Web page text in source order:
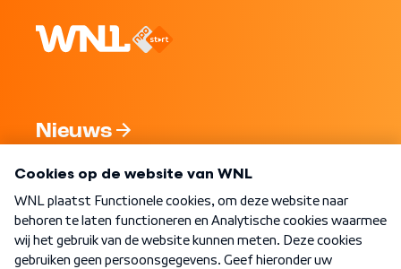
Nieuws
Nieuwsbrief
Word Lid